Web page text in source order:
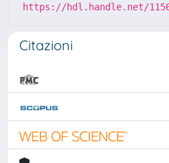
https://hdl.handle.net/
Citazioni